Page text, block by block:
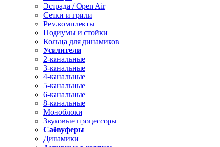
Эстрада / Open Air
Сетки и грили
Рем.комплекты
Подиумы и стойки
Кольца для динамиков
Усилители
2-канальные
3-канальные
4-канальные
5-канальные
6-канальные
8-канальные
Моноблоки
Звуковые процессоры
Сабвуферы
Динамики